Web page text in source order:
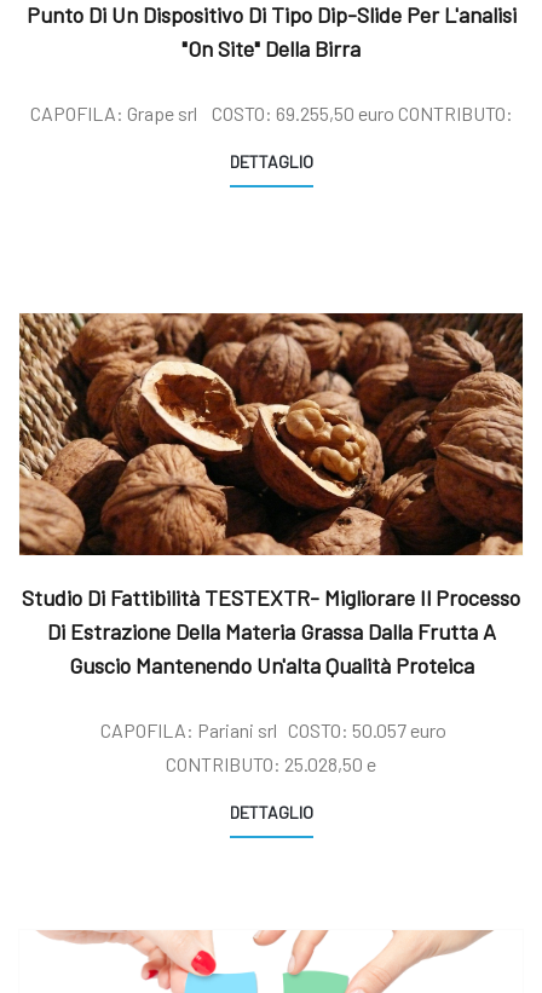
Punto Di Un Dispositivo Di Tipo Dip-Slide Per L'analisi
"on Site" Della Birra
CAPOFILA: Grape srl COSTO: 69.255,50 euro CONTRIBUTO:
DETTAGLIO
Studio Di Fattibilità TESTEXTR- Migliorare Il Processo
Di Estrazione Della Materia Grassa Dalla Frutta A
Guscio Mantenendo Un'alta Qualità Proteica
CAPOFILA: Pariani srl COSTO: 50.057 euro
CONTRIBUTO: 25.028,50 e
DETTAGLIO